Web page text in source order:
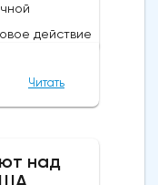
действие
денежно-
Банк
Читать
над